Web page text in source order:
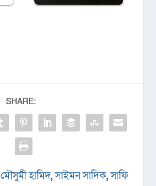
SHARE:
মৌসুমী হামিদ,সাইমন সাদিক,সাফি